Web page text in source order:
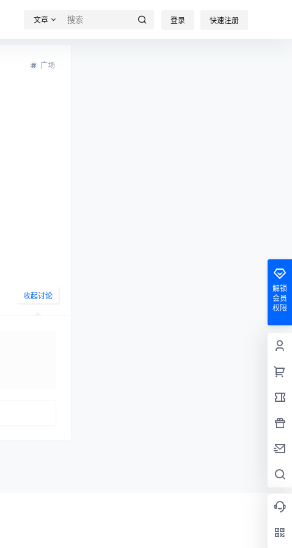
文章 登录 快速注册
广场
收起讨论
解锁
会员
权限